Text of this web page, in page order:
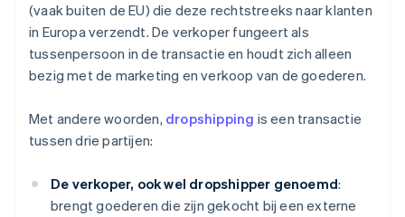
(vaak buiten de EU) die deze rechtstreeks naar klanten
in Europa verzendt. De verkoper fungeert als
tussenpersoon in de transactie en houdt zich alleen
bezig met de marketing en verkoop van de goederen.
Met andere woorden, dropshipping is een transactie
tussen drie partijen:
De verkoper, ook wel dropshipper genoemd:
brengt goederen die zijn gekocht bij een externe